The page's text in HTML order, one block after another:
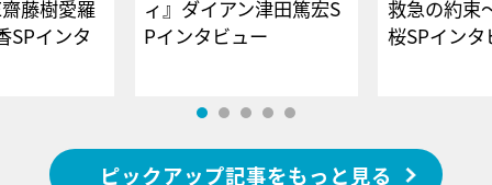
藤樹愛羅
SPインタ
ィ』ダイアン津田篤宏S
Pインタビュー
救急の約束
桜SPイ
ピックアップ記事をもっと見る